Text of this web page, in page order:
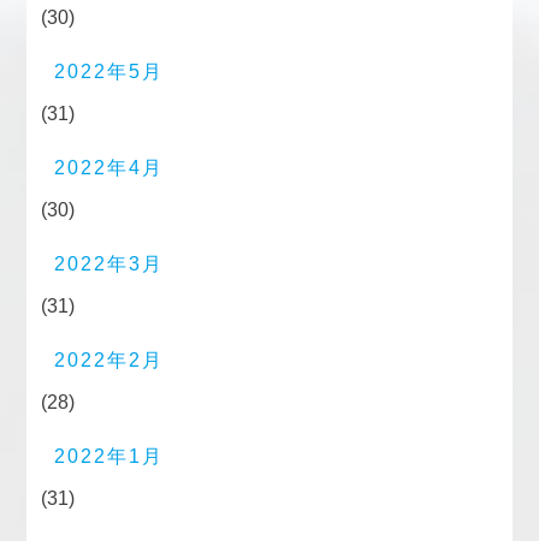
(30)
2022年5月
(31)
2022年4月
(30)
2022年3月
(31)
2022年2月
(28)
2022年1月
(31)